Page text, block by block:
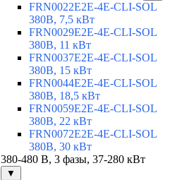
FRN0022E2E-4E-CLI-SOL
380В, 7,5 кВт
FRN0029E2E-4E-CLI-SOL
380В, 11 кВт
FRN0037E2E-4E-CLI-SOL
380В, 15 кВт
FRN0044E2E-4E-CLI-SOL
380В, 18,5 кВт
FRN0059E2E-4E-CLI-SOL
380В, 22 кВт
FRN0072E2E-4E-CLI-SOL
380В, 30 кВт
380-480 В, 3 фазы, 37-280 кВт
▼